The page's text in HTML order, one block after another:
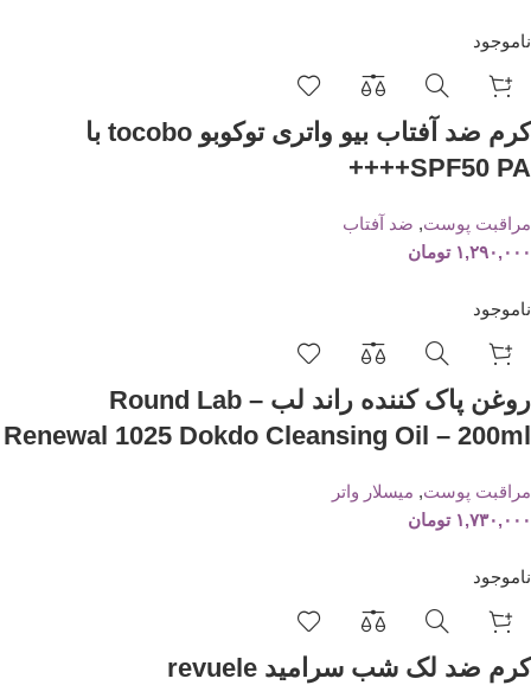
ناموجود
کرم ضد آفتاب بیو واتری توکوبو tocobo با
SPF50 PA++++
مراقبت پوست, ضد آفتاب
۱,۲۹۰,۰۰۰ تومان
ناموجود
روغن پاک کننده راند لب Round Lab –
Renewal 1025 Dokdo Cleansing Oil – 200ml
مراقبت پوست, میسلار واتر
۱,۷۳۰,۰۰۰ تومان
ناموجود
کرم ضد لک شب سرامید revuele